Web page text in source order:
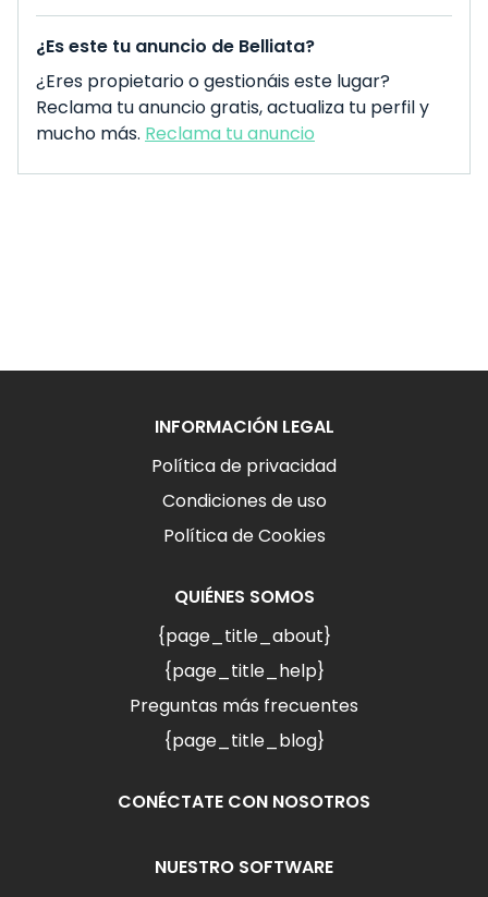
¿Es este tu anuncio de Belliata?
¿Eres propietario o gestionáis este lugar?
Reclama tu anuncio gratis, actualiza tu perfil y
mucho más. Reclama tu anuncio
INFORMACIÓN LEGAL
Política de privacidad
Condiciones de uso
Política de Cookies
QUIÉNES SOMOS
{page_title_about}
{page_title_help}
Preguntas más frecuentes
{page_title_blog}
CONÉCTATE CON NOSOTROS
NUESTRO SOFTWARE